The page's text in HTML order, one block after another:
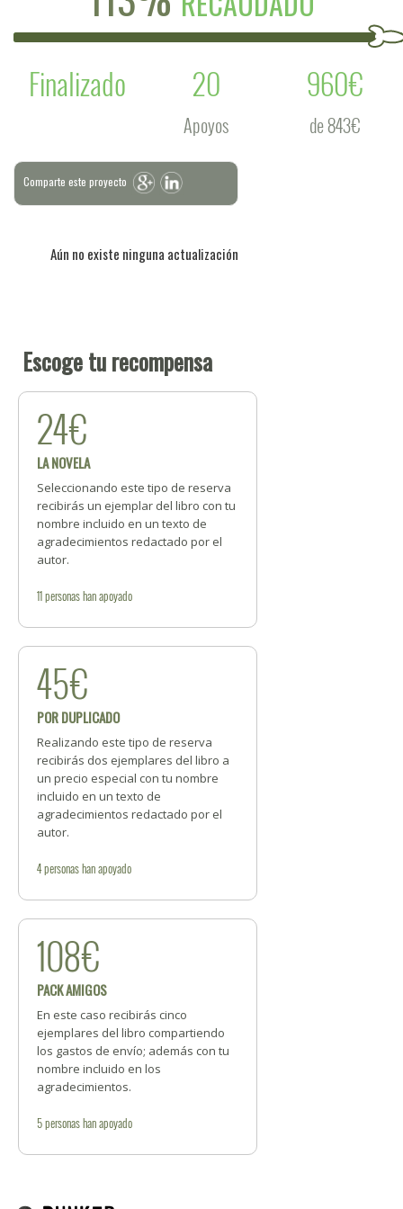
Finalizado
20
Apoyos
960€
de 843€
Comparte este proyecto
Aún no existe ninguna actualización
Escoge tu recompensa
24€
LA NOVELA
Seleccionando este tipo de reserva
recibirás un ejemplar del libro con tu
nombre incluido en un texto de
agradecimientos redactado por el
autor.
11personashan apoyado
45€
POR DUPLICADO
Realizando este tipo de reserva
recibirás dos ejemplares del libro a
un precio especial con tu nombre
incluido en un texto de
agradecimientos redactado por el
autor.
4personashan apoyado
108€
PACK AMIGOS
En este caso recibirás cinco
ejemplares del libro compartiendo
los gastos de envío; además con tu
nombre incluido en los
agradecimientos.
5personashan apoyado